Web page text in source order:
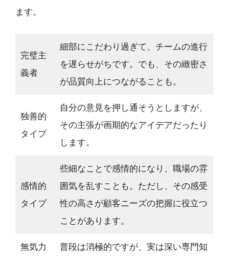
ます。
完璧主
義者
細部にこだわり過ぎて、チームの進行
を遅らせがちです。でも、その緻密さ
が品質向上につながることも。
独善的
タイプ
自分の意見を押し通そうとしますが、
その主張が画期的なアイデアだったり
します。
感情的
タイプ
些細なことで感情的になり、職場の雰
囲気を乱すことも。ただし、その感受
性の高さが顧客ニーズの把握に役立つ
ことがあります。
無気力
普段は消極的ですが、実は深い専門知